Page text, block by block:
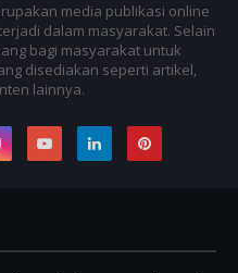
media publikasi online
dalam masyarakat. Selain
bagi masyarakat untuk
disediakan seperti artikel,
lainnya.